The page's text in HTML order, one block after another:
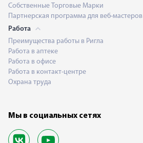
Собственные Торговые Марки
Партнерская программа для веб-мастеров
Работа
Преимущества работы в Ригла
Работа в аптеке
Работа в офисе
Работа в контакт-центре
Охрана труда
Мы в социальных сетях